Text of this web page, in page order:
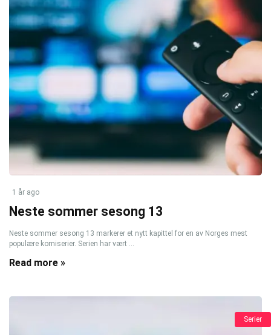
1 år ago
Neste sommer sesong 13
Neste sommer sesong 13 markerer et nytt kapittel for en av Norges mest
populære komiserier. Serien har vært ...
Read more »
Serier